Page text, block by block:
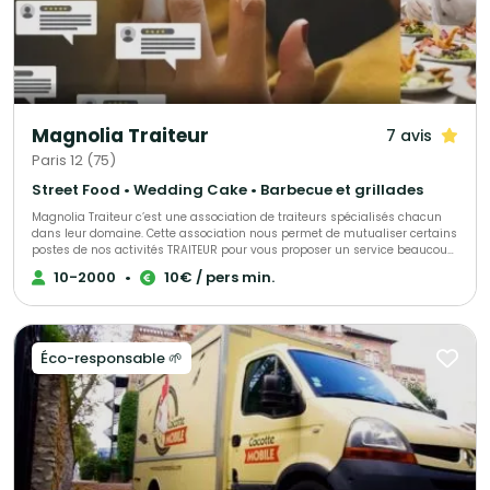
Magnolia Traiteur 7 avis
Paris 12 (75)
Street Food • Wedding Cake • Barbecue et grillades
Magnolia Traiteur c’est une association de traiteurs spécialisés chacun
dans leur domaine. Cette association nous permet de mutualiser certains
postes de nos activités TRAITEUR pour vous proposer un service beaucoup
plus performant à tous les niveaux, LES AVANTAGES pour mieux vous
servir : - Un standard commun pour une réponse immédiate à vos
nous vous enverrons. - Une qualité de produits irréprochables (consulter
les centaines d’avis de nos clients sur Magnolia Traiteur) - Les achats de
matières premières de base mutualisées pour des coûts optimisés sur
nos devis - Des frais de publicité partagés pour descendre nos charges
fixes et vous proposer les meilleurs tarifs. - Une offre plus large avec un
seul interlocuteur « Magnolia Traiteur» - Des devis complet avec grâce à
nos partenaires « complémentaires » et spécialistes de l’événementiel,
avec toutes les options en complément que vous désirerez comme : Un
lieu, du matériel de location, de la sonorisation, du personnel de service,
un DJ, un photobooth, une location de verre, des jeux de lumières, etc… - Et
10-2000 • 10€ / pers min.
Éco-responsable 🌱